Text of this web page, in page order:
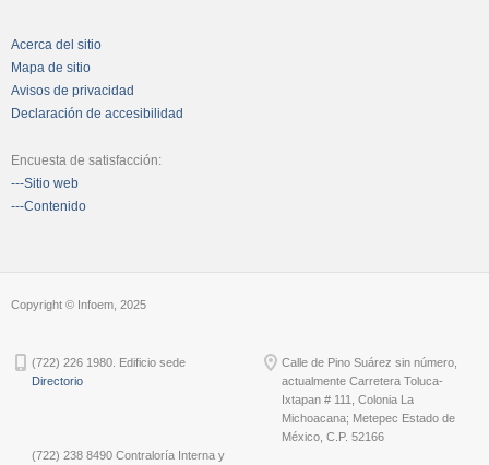
Acerca del sitio
Mapa de sitio
Avisos de privacidad
Declaración de accesibilidad
Encuesta de satisfacción:
---Sitio web
---Contenido
Copyright © Infoem, 2025
(722) 226 1980. Edificio sede
Directorio
(722) 238 8490 Contraloría Interna y
Calle de Pino Suárez sin número,
actualmente Carretera Toluca-
Ixtapan # 111, Colonia La
Michoacana; Metepec Estado de
México, C.P. 52166